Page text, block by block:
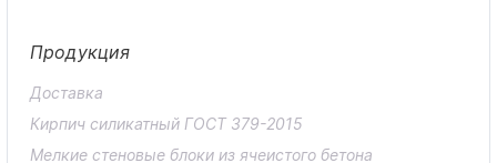
Продукция
Доставка
Кирпич силикатный ГОСТ 379-2015
Мелкие стеновые блоки из ячеистого бетона